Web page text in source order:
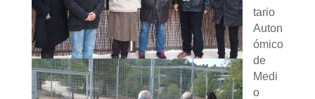
tario
Auton
ómico
de
Medi
o